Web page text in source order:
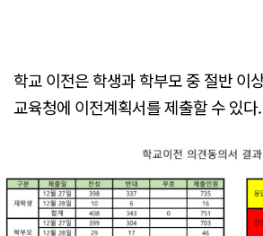
학교 이전은 학생과 학부모 중 절반 이
교육청에 이전계획서를 제출할 수 있다.